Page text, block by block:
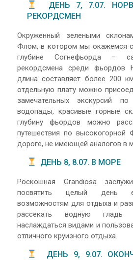
ДЕНЬ 7, 7.07.
РЕКОРДСМЕН
Окруженный зелеными
Флом, в котором мы окажемся
глубине Согнефьорда –
рекордсмена среди фьордов
длина составляет более 200
отдельную плату можно
замечательных экскурсий
водопады, красивые горные
глубину фьордов можно
путешествия по высокогорной
дороге, не имеющей аналогов в
ДЕНЬ 8, 8.07. В МОРЕ
Роскошная Grandiosa
посвятить целый день
возможностям для отдыха и
рассекать водную гладь
наслаждаться видами и
отличного круизного отдыха.
ДЕНЬ 9, 9.07.